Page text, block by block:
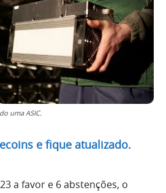
uma ASIC.
e fique atualizado.
a favor e 6 abstenções, o